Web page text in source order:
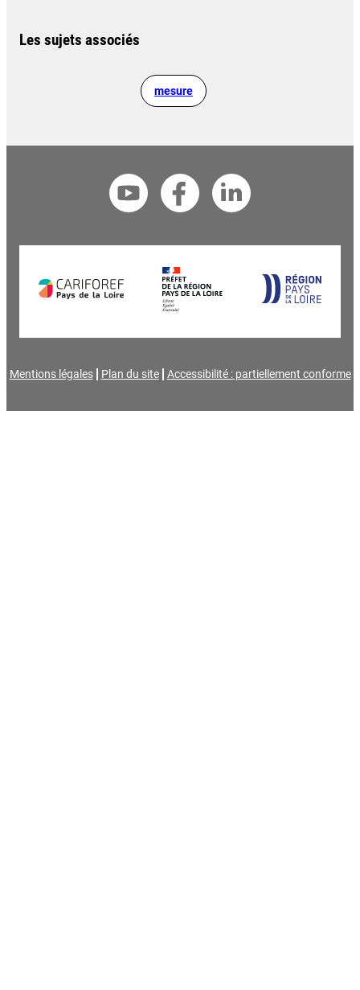
Les sujets associés
mesure
Mentions légales Plan du site Accessibilité : partiellement conforme